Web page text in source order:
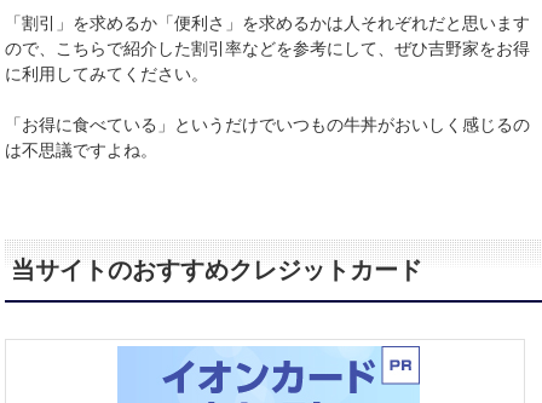
「割引」を求めるか「便利さ」を求めるかは人それぞれだと思います
ので、こちらで紹介した割引率などを参考にして、ぜひ吉野家をお得
に利用してみてください。
「お得に食べている」というだけでいつもの牛丼がおいしく感じるの
は不思議ですよね。
当サイトのおすすめクレジットカード